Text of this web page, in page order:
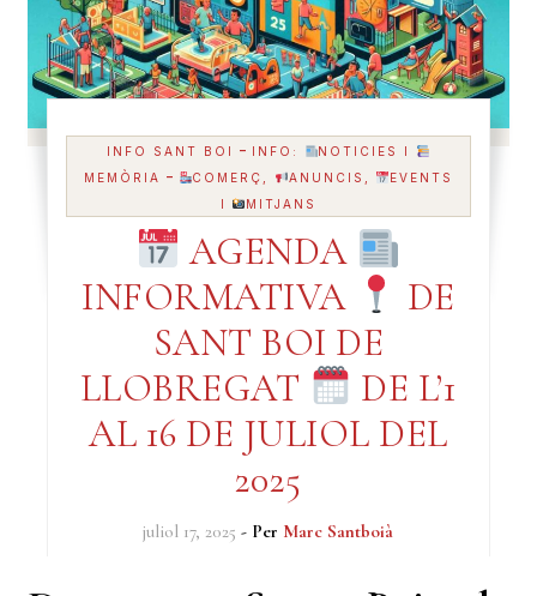
INFO SANT BOI - INFO:
NOTICIES I
MEMÒRIA - COMERÇ, ANUNCIS,
EVENTS
I
MITJANS
AGENDA
INFORMATIVA
DE
SANT BOI DE
LLOBREGAT
DE L’1
AL 16 DE JULIOL DEL
2025
juliol 17, 2025 - Per Marc Santboià